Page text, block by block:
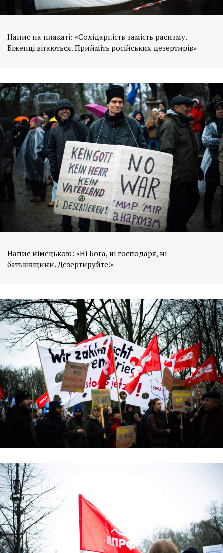
Напис на плакаті: «Солідарність замість расизму.
Біженці вітаються. Прийміть російських дезертирів»
Напис німецькою: «Ні Бога, ні господаря, ні
батьківщини. Дезертируйте!»